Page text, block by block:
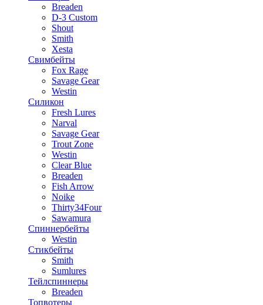
Breaden
D-3 Custom
Shout
Smith
Xesta
Свимбейты
Fox Rage
Savage Gear
Westin
Силикон
Fresh Lures
Narval
Savage Gear
Trout Zone
Westin
Clear Blue
Breaden
Fish Arrow
Noike
Thirty34Four
Sawamura
Спиннербейты
Westin
Стикбейты
Smith
Sumlures
Тейлспиннеры
Breaden
Топвотеры